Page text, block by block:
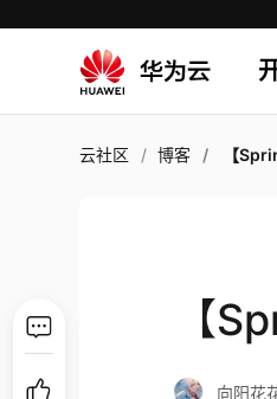
云社区 博客 【
【
向阳花